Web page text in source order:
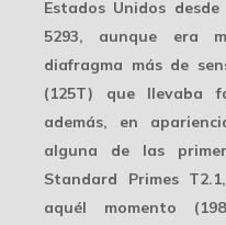
Estados Unidos
5293, aunque era
diafragma más de
(125T) que llevaba
además, en
alguna de las
Standard Primes T2.1
aquél momento